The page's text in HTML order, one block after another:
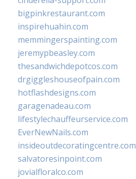
bigpinkrestaurant.com
inspirehuahin.com
memmingerspainting.com
jeremypbeasley.com
thesandwichdepotcos.com
drgiggleshouseofpain.com
hotflashdesigns.com
garagenadeau.com
lifestylechauffeurservice.com
EverNewNails.com
insideoutdecoratingcentre.com
salvatoresinpoint.com
jovialfloralco.com